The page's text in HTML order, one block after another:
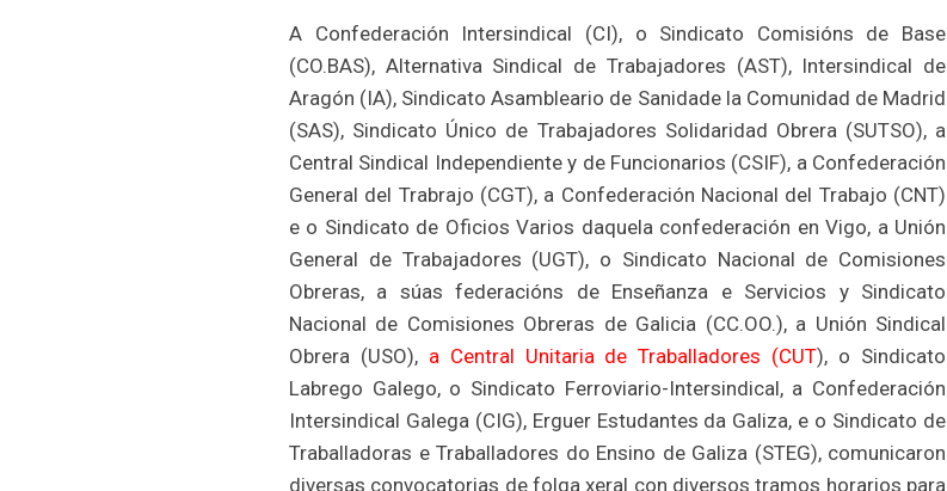
A Confederación Intersindical (CI), o Sindicato Comisións de Base
(CO.BAS), Alternativa Sindical de Trabajadores (AST), Intersindical de
Aragón (IA), Sindicato Asambleario de Sanidade la Comunidad de Madrid
(SAS), Sindicato Único de Trabajadores Solidaridad Obrera (SUTSO), a
Central Sindical Independiente y de Funcionarios (CSIF), a Confederación
General del Trabrajo (CGT), a Confederación Nacional del Trabajo (CNT)
e o Sindicato de Oficios Varios daquela confederación en Vigo, a Unión
General de Trabajadores (UGT), o Sindicato Nacional de Comisiones
Obreras, a súas federacións de Enseñanza e Servicios y Sindicato
Nacional de Comisiones Obreras de Galicia (CC.OO.), a Unión Sindical
Obrera (USO), a Central Unitaria de Traballadores (CUT), o Sindicato
Labrego Galego, o Sindicato Ferroviario-Intersindical, a Confederación
Intersindical Galega (CIG), Erguer Estudantes da Galiza, e o Sindicato de
Traballadoras e Traballadores do Ensino de Galiza (STEG), comunicaron
diversas convocatorias de folga xeral con diversos tramos horarios para